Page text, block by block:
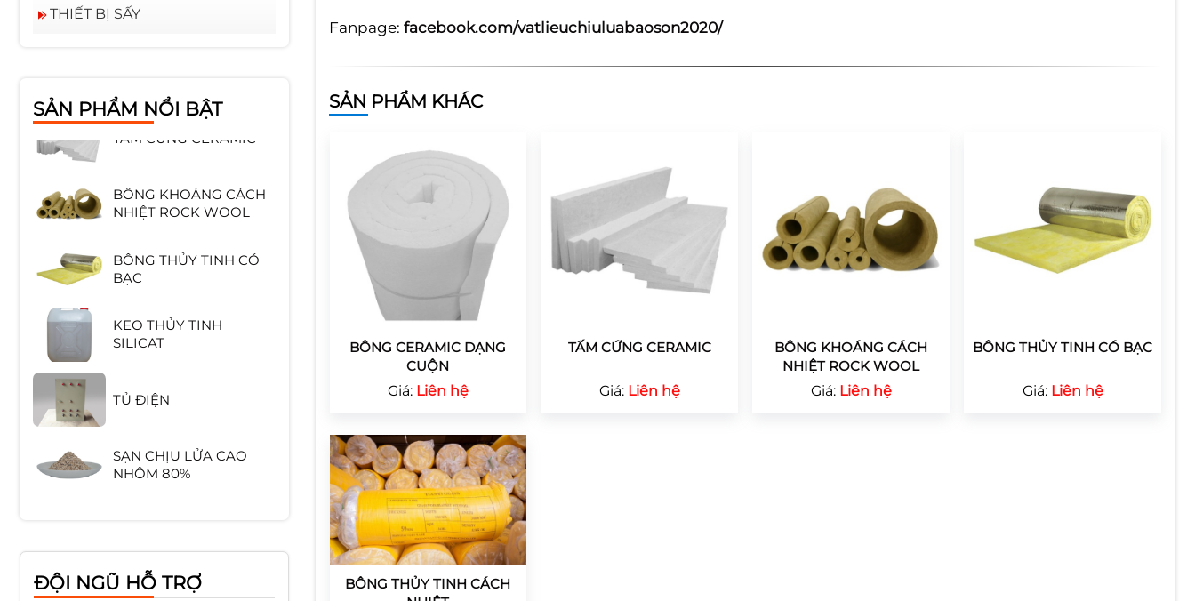
Fanpage: facebook.com/vatlieuchiuluabaoson2020/
SẢN PHẨM KHÁC
BÔNG CERAMIC DẠNG
CUỘN
Giá: Liên hệ
TẤM CỨNG CERAMIC
Giá: Liên hệ
BÔNG KHOÁNG CÁCH
NHIỆT ROCK WOOL
Giá: Liên hệ
BÔNG THỦY TINH CÓ BẠC
Giá: Liên hệ
BÔNG THỦY TINH CÁCH
THIẾT BỊ SẤY
SẢN PHẨM NỔI BẬT
TẤM CỨNG CERAMIC
NHIỆT ROCK WOOL
BẠC
SILICAT
NHÔM 80%
TẤM CỨNG CERAMIC
ĐỘI NGŨ HỖ TRỢ